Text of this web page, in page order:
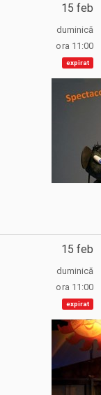
15 feb
duminică
ora 11:00
expirat
15 feb
duminică
ora 11:00
expirat